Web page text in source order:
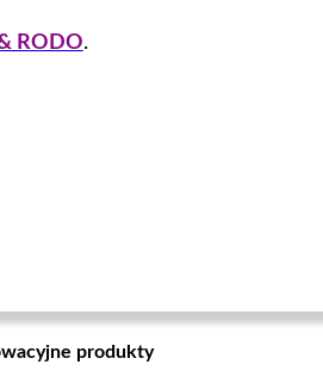
RODO.
produkty